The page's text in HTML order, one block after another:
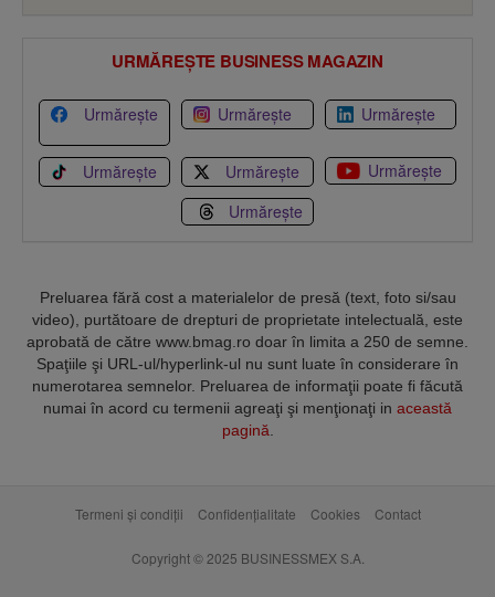
URMĂREȘTE BUSINESS MAGAZIN
Urmărește Urmărește Urmărește
Urmărește Urmărește
Urmărește
Urmărește
Preluarea fără cost a materialelor de presă (text, foto si/sau
video), purtătoare de drepturi de proprietate intelectuală, este
aprobată de către www.bmag.ro doar în limita a 250 de semne.
Spaţiile şi URL-ul/hyperlink-ul nu sunt luate în considerare în
numerotarea semnelor. Preluarea de informaţii poate fi făcută
numai în acord cu termenii agreaţi şi menţionaţi in această
pagină
Termeni și condiții Confidențialitate Cookies Contact
Copyright © 2025 BUSINESSMEX S.A.